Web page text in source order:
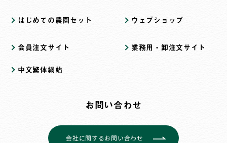
はじめての農園セット ウェブショップ
会員注文サイト 業務用・卸注文サイト
中文繁体網站
お問い合わせ
会社に関するお問い合わせ